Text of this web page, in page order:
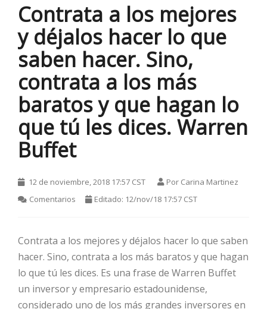
HOT
Contrata a los mejores
y déjalos hacer lo que
saben hacer. Sino,
contrata a los más
baratos y que hagan lo
que tú les dices. Warren
Buffet
12 de noviembre, 2018 17:57 CST Por Carina Martinez
Comentarios
Editado: 12/nov/18 17:57 CST
Contrata a los mejores y déjalos hacer lo que saben
hacer. Sino, contrata a los más baratos y que hagan
lo que tú les dices. Es una frase de Warren Buffet
un inversor y empresario estadounidense,
considerado uno de los más grandes inversores en